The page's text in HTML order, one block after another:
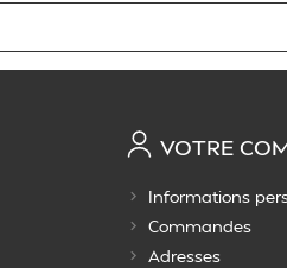
VOTRE
Informations
Commandes
Adresses